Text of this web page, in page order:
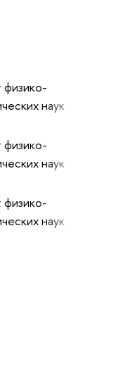
физико-
наук
физико-
наук
физико-
наук